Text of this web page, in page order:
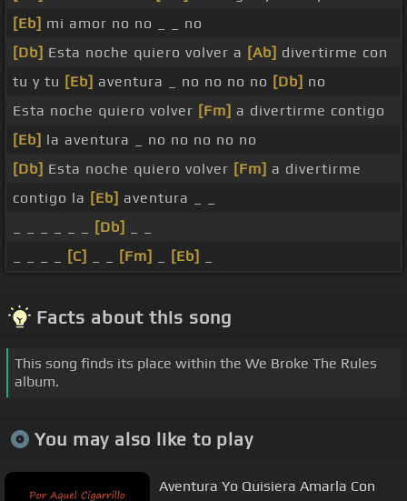
[Eb] mi amor no no _ _ no
[Db] Esta noche quiero volver a [Ab] divertirme con
tu y tu [Eb] aventura _ no no no no [Db] no
Esta noche quiero volver [Fm] a divertirme contigo
[Eb] la aventura _ no no no no no
[Db] Esta noche quiero volver [Fm] a divertirme
contigo la [Eb] aventura _ _
[Db]
[C] [Fm] [Eb]
Facts about this song
This song finds its place within the We Broke The Rules
album.
You may also like to play
Aventura Yo Quisiera Amarla Con